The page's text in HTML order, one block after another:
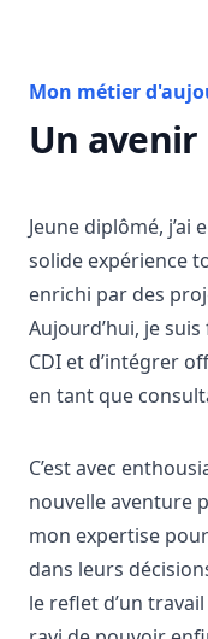
Mon métier
Un
Jeune diplômé, j’ai
solide expérience
enrichi par des
Aujourd’hui, je
CDI et d’intégrer
en tant que
C’est avec
nouvelle aventure
mon expertise
dans leurs
le reflet d’un